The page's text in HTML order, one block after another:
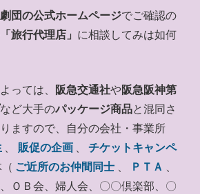
団の公式ホームページでご確認の
「旅行代理店」 に相談してみは如何
っては、 阪急交通社や阪急阪神第
など大手のパッケージ商品と混同さ
ますので、自分の会社・事業所
、 販促の企画 、
チケットキャンペ
ご近所のお仲間同士 、 ＰＴＡ 、
ＯＢ会、婦人会、〇〇倶楽部、〇